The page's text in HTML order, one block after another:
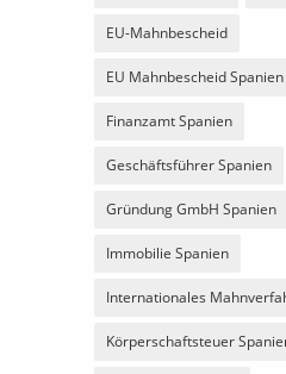
EU-Mahnbescheid
EU Mahnbescheid Spanien
Finanzamt Spanien
Geschäftsführer Spanien
Gründung GmbH Spanien
Immobilie Spanien
Internationales
Körperschaftsteuer